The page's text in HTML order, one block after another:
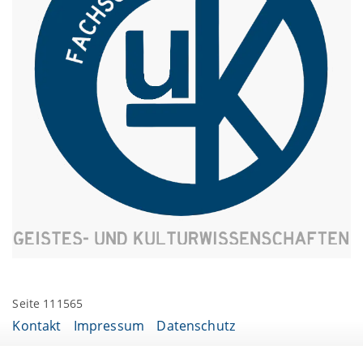
Seite 111565
Kontakt Impressum Datenschutz